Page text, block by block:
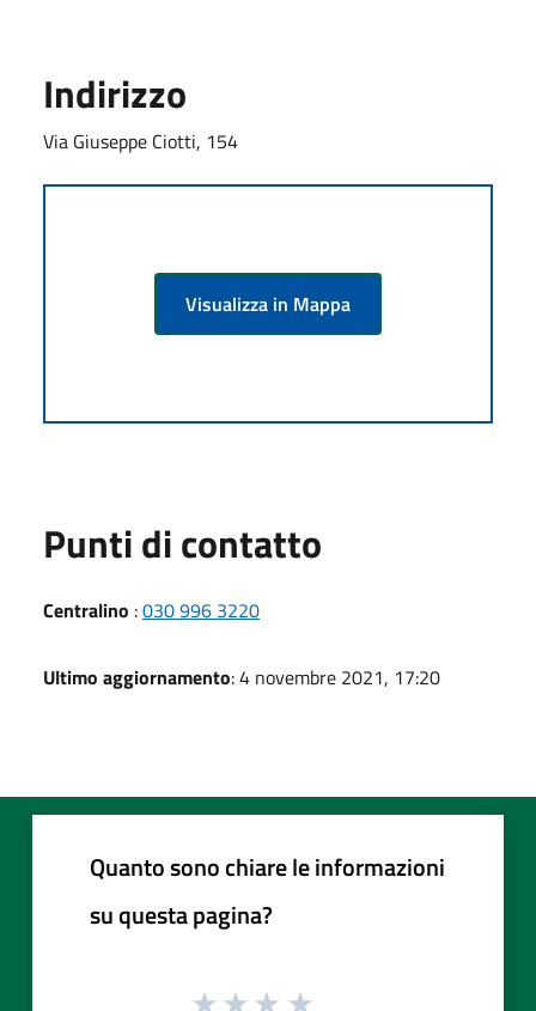
Indirizzo
Via Giuseppe Ciotti, 154
Visualizza in Mappa
Punti di contatto
Centralino :030 996 3220
Ultimo aggiornamento: 4 novembre 2021, 17:20
Quanto sono chiare le informazioni
su questa pagina?